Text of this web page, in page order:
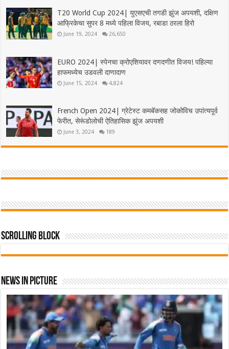
T20 World Cup 2024| युएसएची तगडी झुंज अपयशी, दक्षिण
आफ्रिकेचा सुपर 8 मध्ये पहिला विजय, रबाडा ठरला हिरो
June 19, 2024 26,650
EURO 2024| स्पेनचा क्रोएशियावर दणदणीत विजय! पहिल्या
हाफमध्येच उडवली दाणादाण
June 15, 2024 4,824
French Open 2024| ग्रेटेस्ट कमबॅकसह जोकोविच उपांत्यपूर्व
फेरीत, सेरूंडोलोची ऐतिहासिक झुंज अपयशी
June 3, 2024 189
Scrolling Block
News In Picture